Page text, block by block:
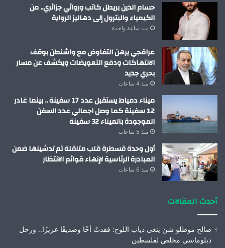
حسام الدين بريطل كاتب وروائي جزائري.. من
الكيمياء والبترول إلى دهاليز الرواية
منذ ساعة واحدة
عراقجي يرهن التفاوض مع واشنطن بوقف
الانتهاكات ودفع التعويضات ويكشف عن مسار
بحري جديد
منذ 4 ساعات
ميناء دمياط يستقبل عدد 17 سفينة .. بينما غادر
12 سفينة كما وصل اجمالي عدد السفن
الموجودة بالميناء 32 سفينة
منذ 5 ساعات
أول وحدة قسطرة قلب متنقلة تم تدشينها ضمن
المبادرة الرئاسية لإنهاء قوائم الانتظار
منذ 6 ساعات
أحدث المقالات
صالح موطلو شن ينعى دياب اللوح: فقدتُ أخًا وصديقًا عزيزًا.. ورحل
دبلوماسي مخلص لفلسطين